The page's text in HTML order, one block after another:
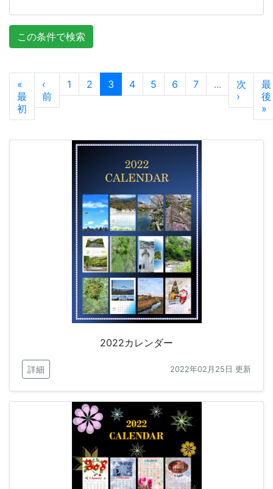
«
最
初
‹
前
1 2 3 4 5 6 7 ...
次
›
最
後
»
2022カレンダー
詳細 2022年02月25日 更新